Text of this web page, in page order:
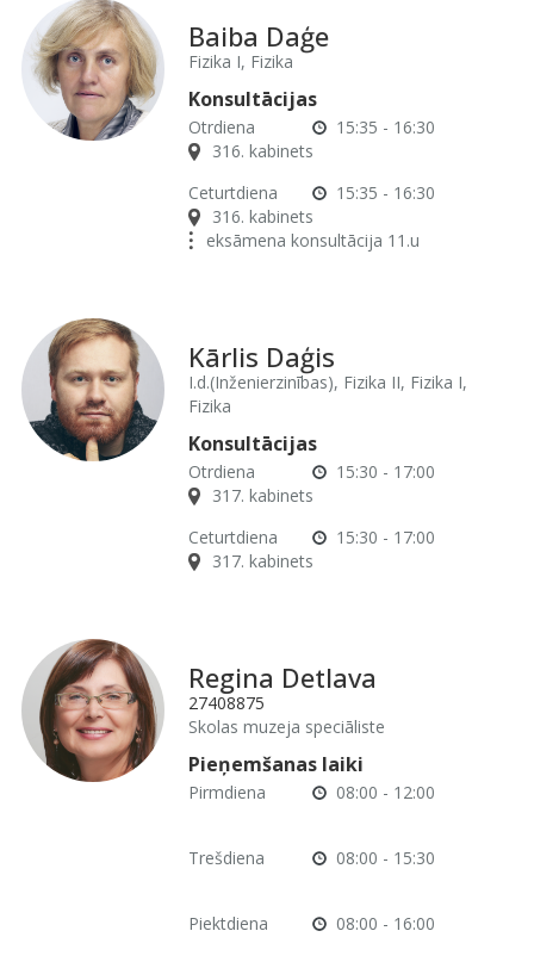
Baiba Daģe
Fizika I, Fizika
Konsultācijas
Otrdiena
15:35 - 16:30
316. kabinets
Ceturtdiena
15:35 - 16:30
316. kabinets
eksāmena konsultācija 11.u
Kārlis Daģis
I.d.(Inženierzinības), Fizika II, Fizika I,
Fizika
Konsultācijas
Otrdiena
15:30 - 17:00
317. kabinets
Ceturtdiena
15:30 - 17:00
317. kabinets
Regina Detlava
27408875
Skolas muzeja speciāliste
Pieņemšanas laiki
Pirmdiena 08:00 - 12:00
Trešdiena 08:00 - 15:30
Piektdiena 08:00 - 16:00